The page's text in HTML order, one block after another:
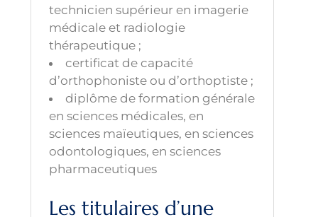
technicien supérieur en imagerie
médicale et radiologie
thérapeutique ;
certificat de capacité
d’orthophoniste ou d’orthoptiste ;
diplôme de formation générale
en sciences médicales, en
sciences maïeutiques, en sciences
odontologiques, en sciences
pharmaceutiques
Les titulaires d’une